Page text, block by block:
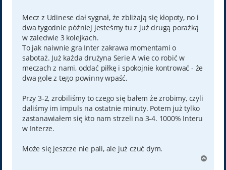
t
Mecz z Udinese dał sygnał, że zbliżają się kłopoty, no i
dwa tygodnie później jesteśmy tu z już drugą porażką
w zaledwie 3 kolejkach.
To jak naiwnie gra Inter zakrawa momentami o
sabotaż. Już każda drużyna Serie A wie co robić w
meczach z nami, oddać piłkę i spokojnie kontrować - że
dwa gole z tego powinny wpaść.
Przy 3-2, zrobiliśmy to czego się bałem że zrobimy, czyli
daliśmy im impuls na ostatnie minuty. Potem już tylko
zastanawiałem się kto nam strzeli na 3-4. 1000% Interu
w Interze.
Może się jeszcze nie pali, ale już czuć dym.